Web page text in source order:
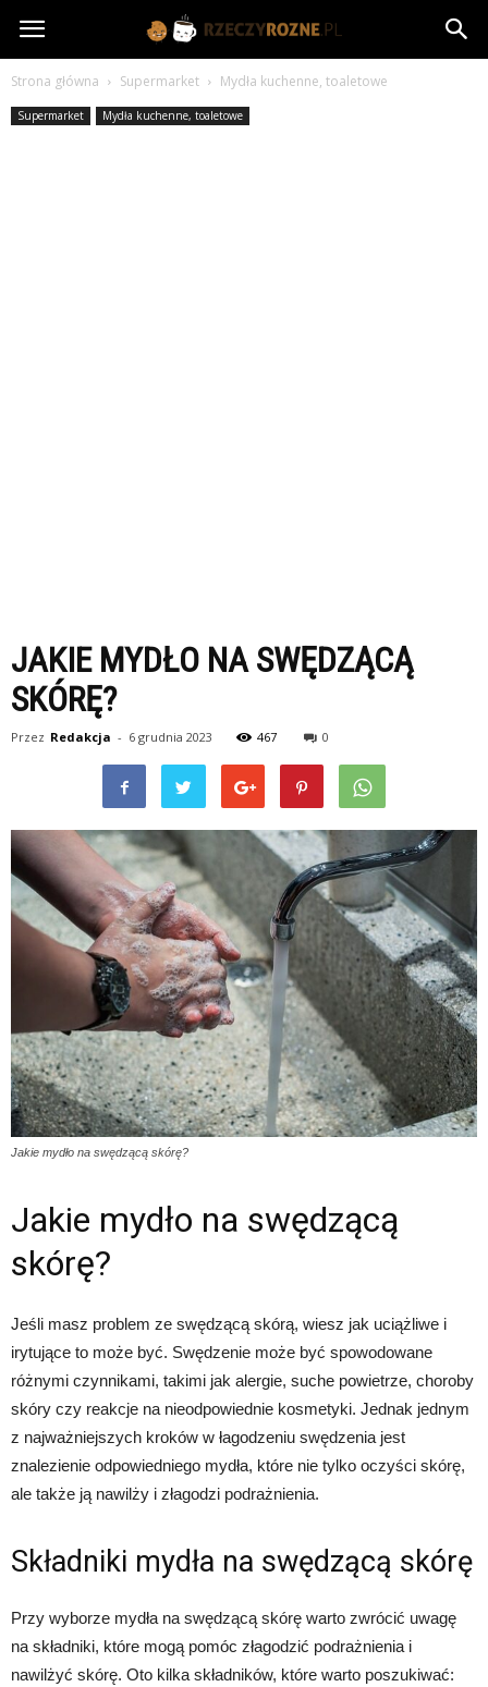
rzeczyrozne.pl
Strona główna Supermarket Mydła kuchenne, toaletowe
Supermarket Mydła kuchenne, toaletowe
JAKIE MYDŁO NA SWĘDZĄCĄ
SKÓRĘ?
Przez Redakcja - 6 grudnia 2023 467 0
Jakie mydło na swędzącą skórę?
Jakie mydło na swędzącą
skórę?
Jeśli masz problem ze swędzącą skórą, wiesz jak uciążliwe i
irytujące to może być. Swędzenie może być spowodowane
różnymi czynnikami, takimi jak alergie, suche powietrze, choroby
skóry czy reakcje na nieodpowiednie kosmetyki. Jednak jednym
z najważniejszych kroków w łagodzeniu swędzenia jest
znalezienie odpowiedniego mydła, które nie tylko oczyści skórę,
ale także ją nawilży i złagodzi podrażnienia.
Składniki mydła na swędzącą skórę
Przy wyborze mydła na swędzącą skórę warto zwrócić uwagę
na składniki, które mogą pomóc złagodzić podrażnienia i
nawilżyć skórę. Oto kilka składników, które warto poszukiwać: